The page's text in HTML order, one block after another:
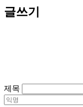
글쓰기
제목